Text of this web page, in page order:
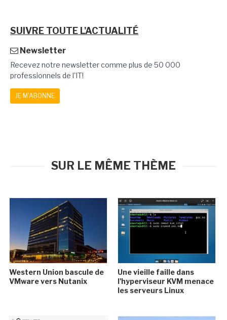
SUIVRE TOUTE L'ACTUALITÉ
Newsletter
Recevez notre newsletter comme plus de 50 000
professionnels de l'IT!
JE M'ABONNE
SUR LE MÊME THÈME
Western Union bascule de
VMware vers Nutanix
Une vieille faille dans
l'hyperviseur KVM menace
les serveurs Linux